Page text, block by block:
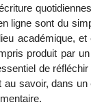
ligne sont du
académique,
produit par
de
savoir, dans